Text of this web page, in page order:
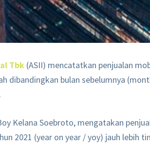
Tbk (ASII) mencatatkan penjualan
dibandingkan bulan sebelumnya
Kelana Soebroto, mengatakan
2021 (year on year / yoy) jauh lebih